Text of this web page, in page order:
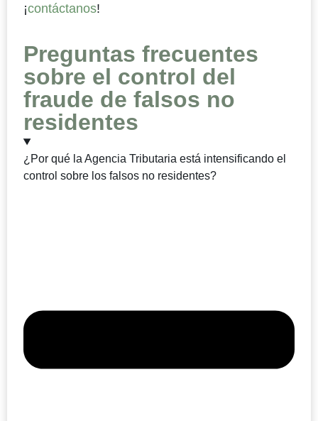
¡contáctanos!
Preguntas frecuentes
sobre el control del
fraude de falsos no
residentes
¿Por qué la Agencia Tributaria está intensificando el
control sobre los falsos no residentes?